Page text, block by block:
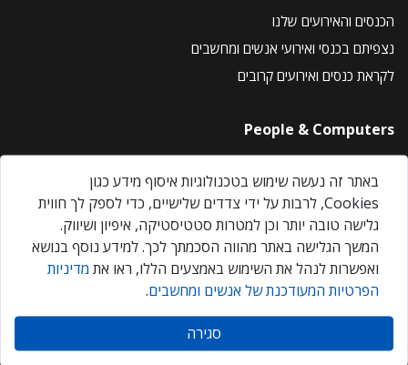
הכנסים והאירועים שלנו
נצפיתם בכנסי ואירועי אנשים ומחשבים
לקראת כנסים ואירועים קרובים
People & Computers
About Us
Privacy Policy
Contact Us
Our Events
אנשים ומחשבים © 2026 – כל הזכויות שמורות
באתר זה נעשה שימוש בטכנולוגיות איסוף מידע כגון
Cookies, לרבות על ידי צדדים שלישיים, כדי לספק לך חווית
גלישה טובה יותר וכן למטרות סטטיסטיקה, איפיון ושיווק.
המשך הגלישה באתר מהווה הסכמתך לכך. למידע נוסף בנושא
ואפשרות לנהל את השימוש באמצעים הללו, ראו את מדיניות
הפרטיות המעודכנת של אנשים ומחשבים.
סגירה